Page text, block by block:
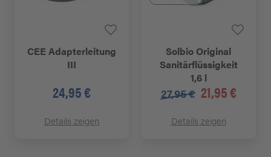
CEE Adapterleitung
III
24,95 €
Details zeigen
Solbio Original
Sanitärflüssigkeit
1,6 l
27,95 € 21,95 €
Details zeigen